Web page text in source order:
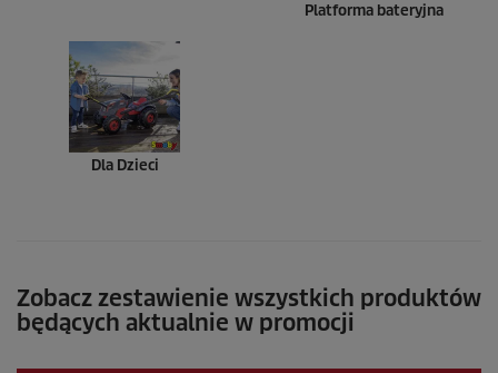
Platforma bateryjna
Dla Dzieci
Zobacz zestawienie wszystkich produktów
będących aktualnie w promocji